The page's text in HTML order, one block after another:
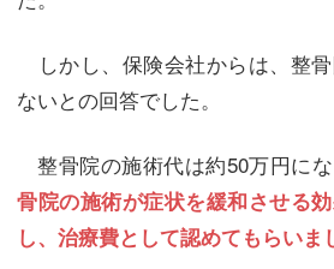
しかし、保険会社からは、整
ないとの回答でした。
整骨院の施術代は約50万円にな
骨院の施術が症状を緩和させる
し、治療費として認めてもらいま